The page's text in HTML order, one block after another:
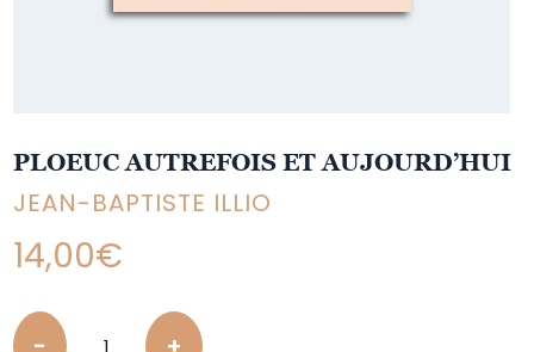
PLOEUC AUTREFOIS ET AUJOURD’HUI
JEAN-BAPTISTE ILLIO
14,00€
Quantity